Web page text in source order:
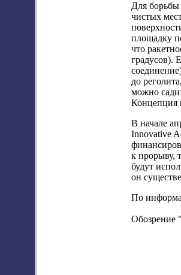
Для борьбы
чистых
площадку
что
градусов).
до
можно
Концепция
В начале
Innovative
к прорыву,
будут
он
По
Обозрение